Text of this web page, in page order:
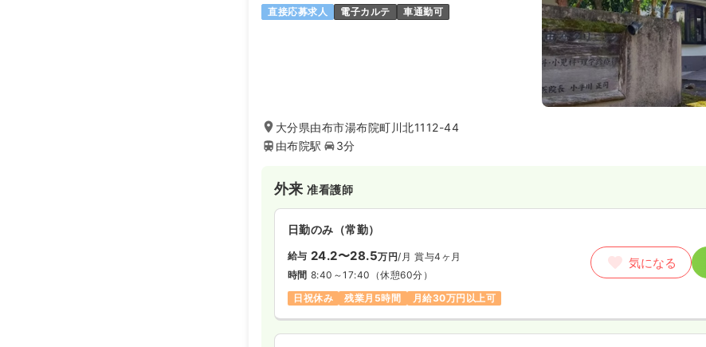
直接応募求人 電子カルテ 車通勤可
大分県由布市湯布院町川北1112-44
由布院駅
3分
外来准看護師
日勤のみ（常勤）
給与 24.2〜28.5万円/月 賞与4ヶ月
時間 8:40～17:40 （休憩60分）
日祝休み
残業月5時間 月給30万円以上可
気になる